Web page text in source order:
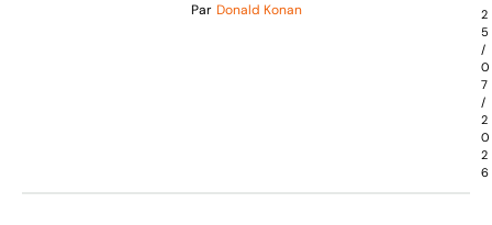
Par Donald Konan
2
5
/
0
7
/
2
0
2
6